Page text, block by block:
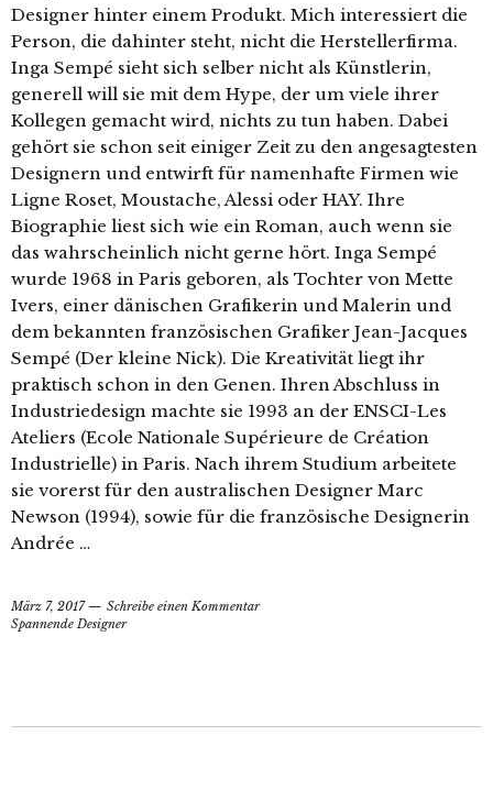
Designer hinter einem Produkt. Mich interessiert die
Person, die dahinter steht, nicht die Herstellerfirma.
Inga Sempé sieht sich selber nicht als Künstlerin,
generell will sie mit dem Hype, der um viele ihrer
Kollegen gemacht wird, nichts zu tun haben. Dabei
gehört sie schon seit einiger Zeit zu den angesagtesten
Designern und entwirft für namenhafte Firmen wie
Ligne Roset, Moustache, Alessi oder HAY. Ihre
Biographie liest sich wie ein Roman, auch wenn sie
das wahrscheinlich nicht gerne hört. Inga Sempé
wurde 1968 in Paris geboren, als Tochter von Mette
Ivers, einer dänischen Grafikerin und Malerin und
dem bekannten französischen Grafiker Jean-Jacques
Sempé (Der kleine Nick). Die Kreativität liegt ihr
praktisch schon in den Genen. Ihren Abschluss in
Industriedesign machte sie 1993 an der ENSCI-Les
Ateliers (Ecole Nationale Supérieure de Création
Industrielle) in Paris. Nach ihrem Studium arbeitete
sie vorerst für den australischen Designer Marc
Newson (1994), sowie für die französische Designerin
Andrée …
März 7, 2017
Schreibe einen Kommentar
Spannende Designer